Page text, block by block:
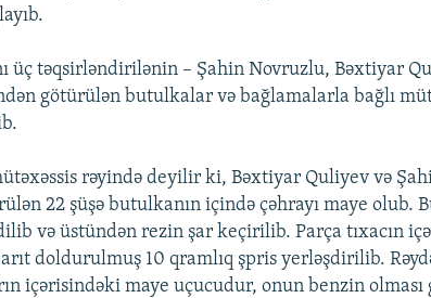
üç təqsirləndirilənin – Şahin Novruzlu, Bəxtiyar
götürülən butulkalar və bağlamalarla bağlı
rəyində deyilir ki, Bəxtiyar Quliyev və
22 şüşə butulkanın içində çəhrayı maye olub.
və üstündən rezin şar keçirilib. Parça tıxacın
doldurulmuş 10 qramlıq şpris yerləşdirilib.
içərisindəki maye uçucudur, onun benzin olması